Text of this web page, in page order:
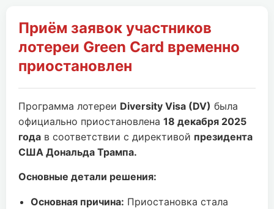
Приём заявок участников
лотереи Green Card временно
приостановлен
Программа лотереи Diversity Visa (DV) была
официально приостановлена 18 декабря 2025
года в соответствии с директивой президента
США Дональда Трампа.
Основные детали решения:
Основная причина: Приостановка стала